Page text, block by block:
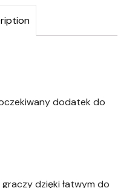
dodatek do
dzięki łatwym do